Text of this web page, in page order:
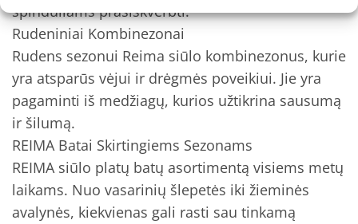
spinduliams prasiskverbti.
Rudeniniai Kombinezonai
Rudens sezonui Reima siūlo kombinezonus, kurie
yra atsparūs vėjui ir drėgmės poveikiui. Jie yra
pagaminti iš medžiagų, kurios užtikrina sausumą
ir šilumą.
REIMA Batai Skirtingiems Sezonams
REIMA siūlo platų batų asortimentą visiems metų
laikams. Nuo vasarinių šlepetės iki žieminės
avalynės, kiekvienas gali rasti sau tinkamą